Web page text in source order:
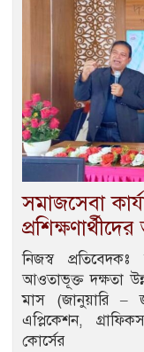
সমাজসেবা
নিজস্ব
আওতাভূক্ত দক্ষতা
মাস (জানুয়ারি –
এপ্লিকেশন,
কোর্সের